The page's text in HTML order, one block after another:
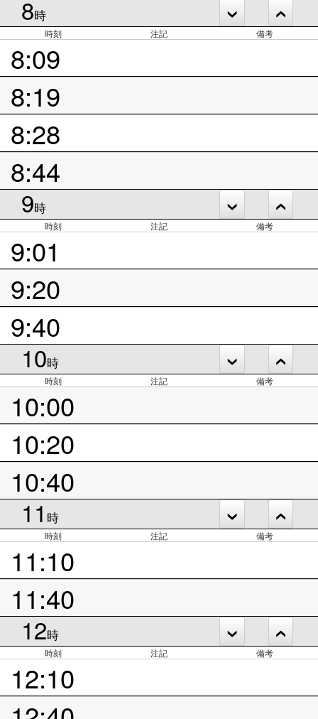
8時
時刻 注記 備考
8:09
8:19
8:28
8:44
9時
時刻 注記 備考
9:01
9:20
9:40
10時
時刻 注記 備考
10:00
10:20
10:40
11 時
時刻 注記 備考
11:10
11:40
12時
時刻 注記 備考
12:10